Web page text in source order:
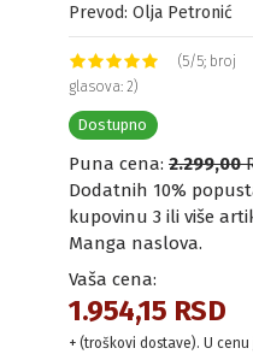
Prevod: Olja Petronić
(5/5; broj
glasova: 2)
Dostupno
Puna cena: 2.299,00
Dodatnih 10%
kupovinu 3 ili više
Manga naslova.
Vaša cena:
1.954,15 RSD
+ (troškovi dostave). U cenu